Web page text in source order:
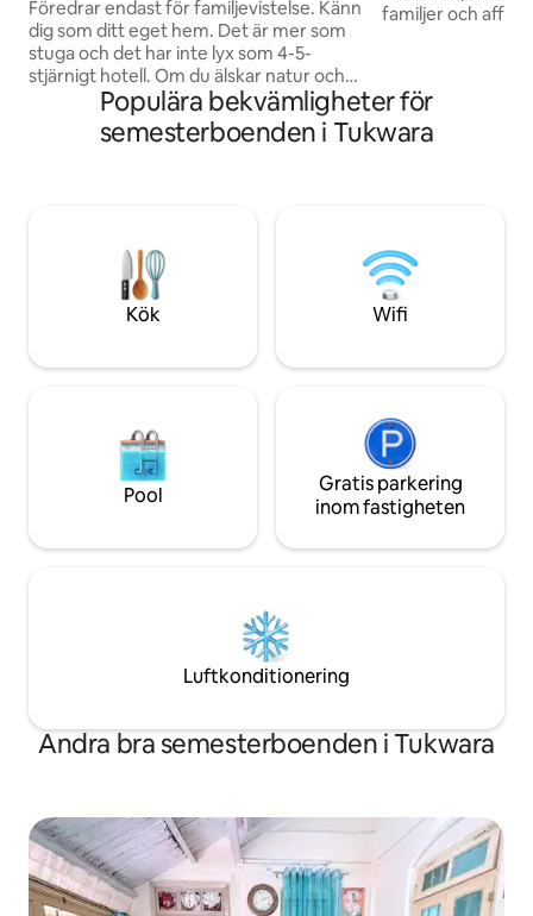
Föredrar endast för familjevistelse. Känn
dig som ditt eget hem. Det är mer som
stuga och det har inte lyx som 4-5-
stjärnigt hotell. Om du älskar natur och
utrymme boende, är detta rätt
ställe.Banglow ligger i Devka bakom
hotell sommarhus och nära nyrenoverad
beach och andra platser med ditt eget
fordon eller hyrd taxi. Återbetalningsbar
säkerhetsdeposition på 5000
obligatorisk.
familjer och
vardagsrum med
subwoofer så att
en dag ute eller efter
Populära bekvämligheter för
semesterboenden i Tukwara
Kök Wifi
Pool
Gratis parkering
inom fastigheten
Luftkonditionering
Andra bra semesterboenden i Tukwara